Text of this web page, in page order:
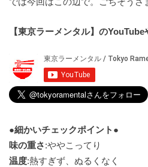
【東京ラーメンタル】の
●細かいチェックポイント●
味の重さ:ややこってり
温度:熱すぎず、ぬるくなく